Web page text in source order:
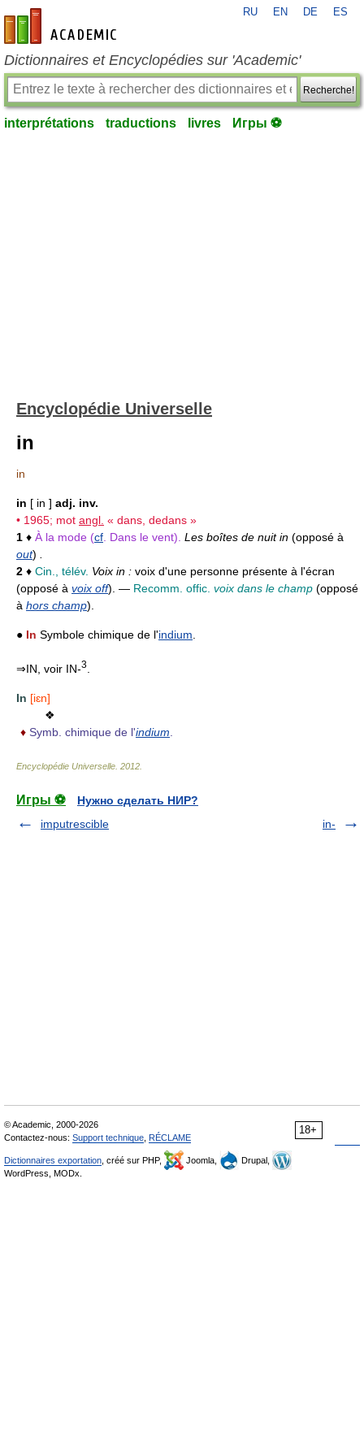
fr-academic.com
RU EN DE ES
Dictionnaires et Encyclopédies sur 'Academic'
Recherche!
interprétations traductions livres Игры ⚽
Encyclopédie Universelle
in
in
in [ in ] adj. inv.
• 1965; mot angl. « dans, dedans »
1 ♦ À la mode (cf . Dans le vent). Les boîtes de nuit in (opposé à
out)
2 ♦ Cin., télév. Voix in : voix d'une personne présente à l'écran
(opposé à voix off). — Recomm. offic. voix dans le champ (opposé
à hors champ).
● In Symbole chimique de l'indium
⇒IN, voir IN-3
In [iɛn]
❖
♦ Symb. chimique de l'indium
Encyclopédie Universelle 2012
Игры ⚽
Нужно сделать НИР?
imputrescible
in-
18+
© Academic, 2000-2026
Contactez-nous: Support technique RÉCLAME
Dictionnaires exportation , créé sur PHP, Joomla,
Drupal,
WordPress, MODx.